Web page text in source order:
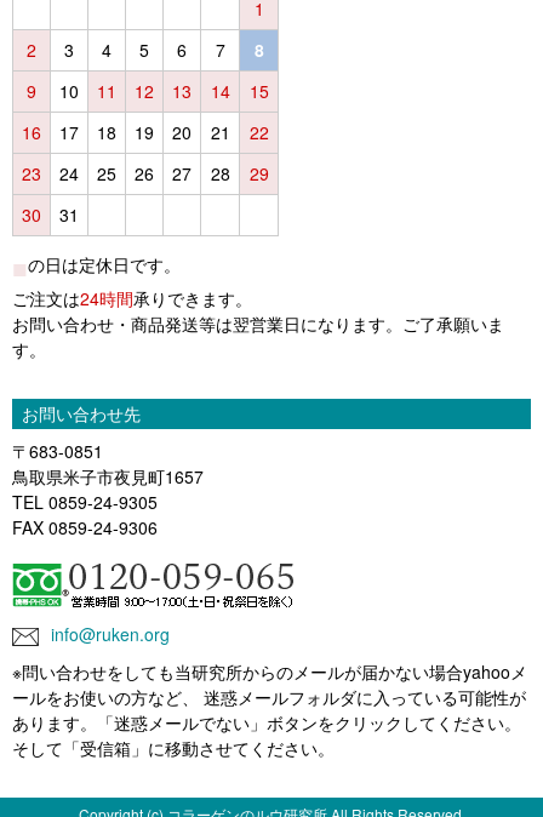
1
2
3 4 5 6 7
8
9
10 11 12 13 14
15
16
17 18 19 20 21
22
23
24 25 26 27 28
29
30
31
■の日は定休日です。
ご注文は24時間承りできます。
お問い合わせ・商品発送等は翌営業日になります。ご了承願いま
す。
お問い合わせ先
〒683-0851
鳥取県米子市夜見町1657
TEL 0859-24-9305
FAX 0859-24-9306
info@ruken.org
※問い合わせをしても当研究所からのメールが届かない場合yahooメ
ールをお使いの方など、 迷惑メールフォルダに入っている可能性が
あります。「迷惑メールでない」ボタンをクリックしてください。
そして「受信箱」に移動させてください。